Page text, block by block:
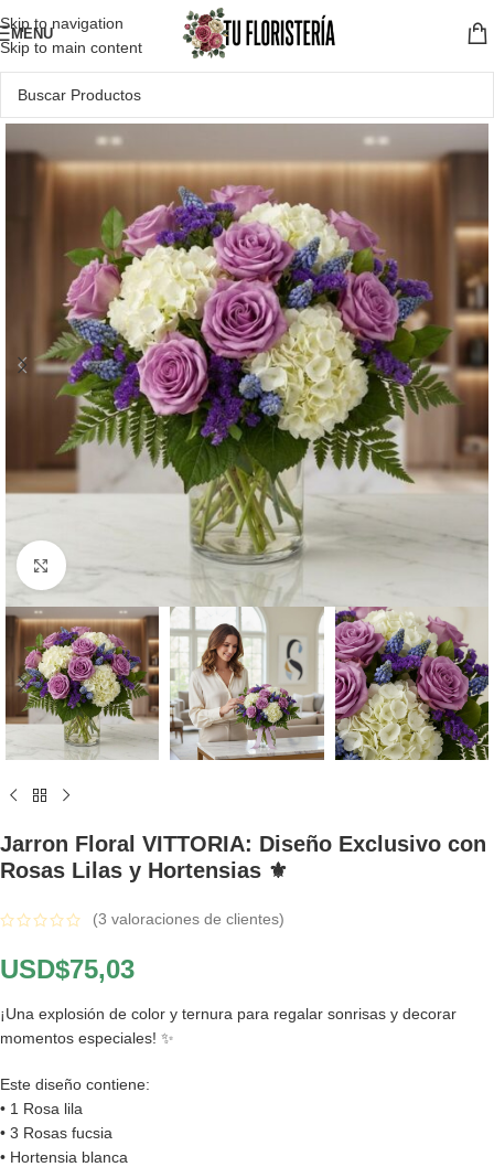
Skip to navigation
Skip to main content
MENU
Click to enlarge
Jarron Floral VITTORIA: Diseño Exclusivo con
Rosas Lilas y Hortensias ⚜️
(3 valoraciones de clientes)
USD$75,03
¡Una explosión de color y ternura para regalar sonrisas y decorar
momentos especiales! ✨
Este diseño contiene:
• 1 Rosa lila
• 3 Rosas fucsia
• Hortensia blanca